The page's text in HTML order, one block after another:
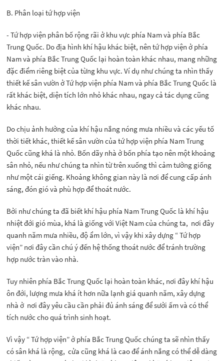
B. Phân loại tứ hợp viện
- Tứ hợp viện phân bố rộng rãi ở khu vực phía Nam và phía Bắc
Trung Quốc. Do địa hình khí hậu khác biệt, nên tứ hợp viện ở phía
Nam và phía Bắc Trung Quốc lại hoàn toàn khác nhau, mang những
đặc điểm riêng biệt của từng khu vực. Ví dụ như chúng ta nhìn thấy
thiết kế sân vườn ở Tứ hợp viện phía Nam và phía Bắc Trung Quốc là
rất khác biệt, diện tích lớn nhỏ khác nhau, ngay cả tác dụng cũng
khác nhau.
Do chịu ảnh hưởng của khí hậu nắng nóng mưa nhiều và các yếu tố
thời tiết khác, thiết kế sân vườn của tứ hợp viện phía Nam Trung
Quốc cũng khá là nhỏ. Bốn dãy nhà ở bốn phía tạo nên một khoảng
sân nhỏ, nếu như chúng ta nhìn từ trên xuống thì cảm tưởng giống
như một cái giếng. Khoảng không gian này là nơi để cung cấp ánh
sáng, đón gió và phù hợp để thoát nước.
Bởi như chúng ta đã biết khí hậu phía Nam Trung Quốc là khí hậu
nhiệt đới gió mùa, khá là giống với Việt Nam của chúng ta, nơi đây
quanh năm mưa nhiều, độ ẩm lớn, vì vậy khi xây dựng “ Tứ hợp
viện” nơi đây cần chú ý đến hệ thống thoát nước để tránh trường
hợp nước tràn vào nhà.
Tuy nhiên phía Bắc Trung Quốc lại hoàn toàn khác, nơi đây khí hậu
ôn đới, lượng mưa khá ít hơn nữa lạnh giá quanh năm, xây dựng
nhà ở nơi đây yêu cầu cần phải đủ ánh sáng để sưởi ấm và có thể
tích nước cho quá trình sinh hoạt.
Vì vậy “ Tứ hợp viện” ở phía Bắc Trung Quốc chúng ta sẽ nhìn thấy
có sân khá là rộng, cửa cũng khá là cao để ánh nắng có thể dễ dàng